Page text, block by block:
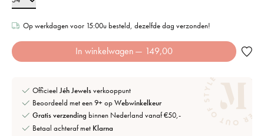
Op werkdagen voor 15:00u besteld, dezelfde dag verzonden!
In winkelwagen — 149,00
Officieel Jéh Jewelsverkooppunt
Beoordeeld met een 9+ opWebwinkelkeur
Gratis verzending binnen Nederland vanaf €50,-
Betaal achteraf met Klarna